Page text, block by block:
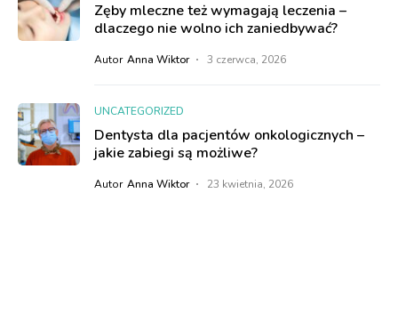
Zęby mleczne też wymagają leczenia –
dlaczego nie wolno ich zaniedbywać?
Autor Anna Wiktor 3 czerwca, 2026
UNCATEGORIZED
Dentysta dla pacjentów onkologicznych –
jakie zabiegi są możliwe?
Autor Anna Wiktor 23 kwietnia, 2026